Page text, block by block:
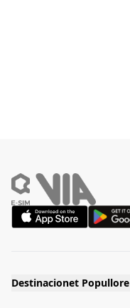
Destinacionet Popullore